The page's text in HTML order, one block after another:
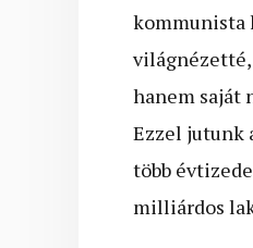
kommunista
világnézetté,
hanem saját
Ezzel jutunk
több
milliárdos